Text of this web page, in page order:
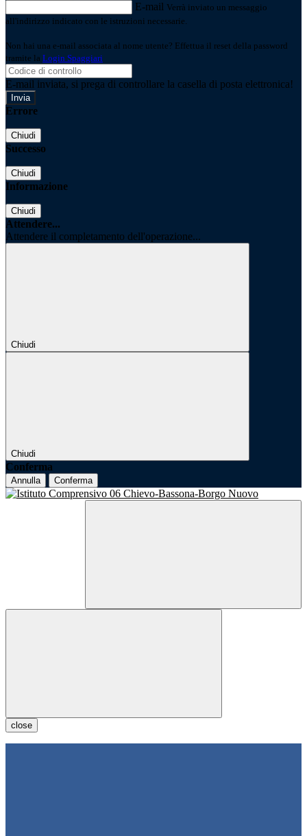
E-mail Verrà inviato un messaggio
all'indirizzo indicato con le istruzioni necessarie.
Non hai una e-mail associata al nome utente? Effettua il reset della password
tramite la Login Spaggiari
E-mail inviata, si prega di controllare la casella di posta elettronica!
Errore
Chiudi
Successo
Chiudi
Informazione
Chiudi
Attendere...
Attendere il completamento dell'operazione...
Chiudi
Chiudi
Conferma
Annulla Conferma
close